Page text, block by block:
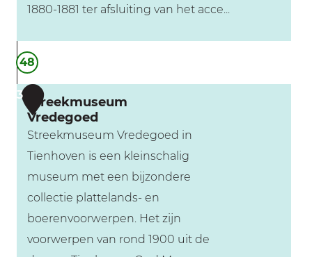
1880-1881 ter afsluiting van het acce...
F
o
t
M
a
a
r
s
s
48
3
Streekmuseum
Vredegoed
Streekmuseum Vredegoed in
Tienhoven is een kleinschalig
museum met een bijzondere
collectie plattelands- en
boerenvoorwerpen. Het zijn
voorwerpen van rond 1900 uit de